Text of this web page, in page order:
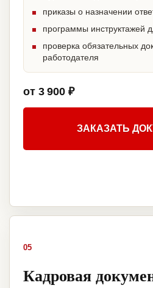
приказы о назначении
программы инструктажей
проверка обязательных
работодателя
от 3 900 ₽
ЗАКАЗАТЬ
05
Кадровая